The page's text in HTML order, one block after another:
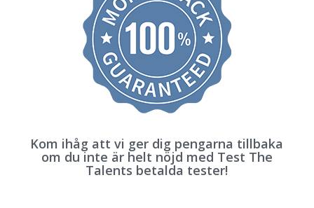
Kom ihåg att vi ger dig pengarna tillbaka
om du inte är helt nöjd med Test The
Talents betalda tester!